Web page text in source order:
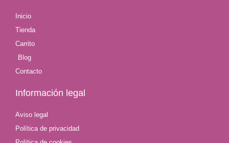
Inicio
Tienda
Carrito
Blog
Contacto
Información legal
Aviso legal
Política de privacidad